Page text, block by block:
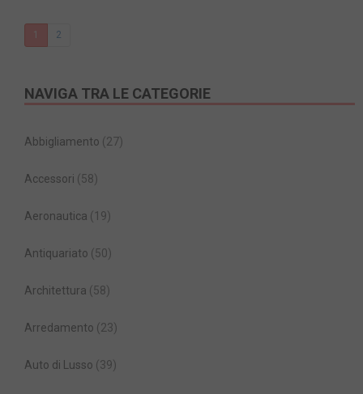
1 2
NAVIGA TRA LE CATEGORIE
Abbigliamento (27)
Accessori (58)
Aeronautica (19)
Antiquariato (50)
Architettura (58)
Arredamento (23)
Auto di Lusso (39)